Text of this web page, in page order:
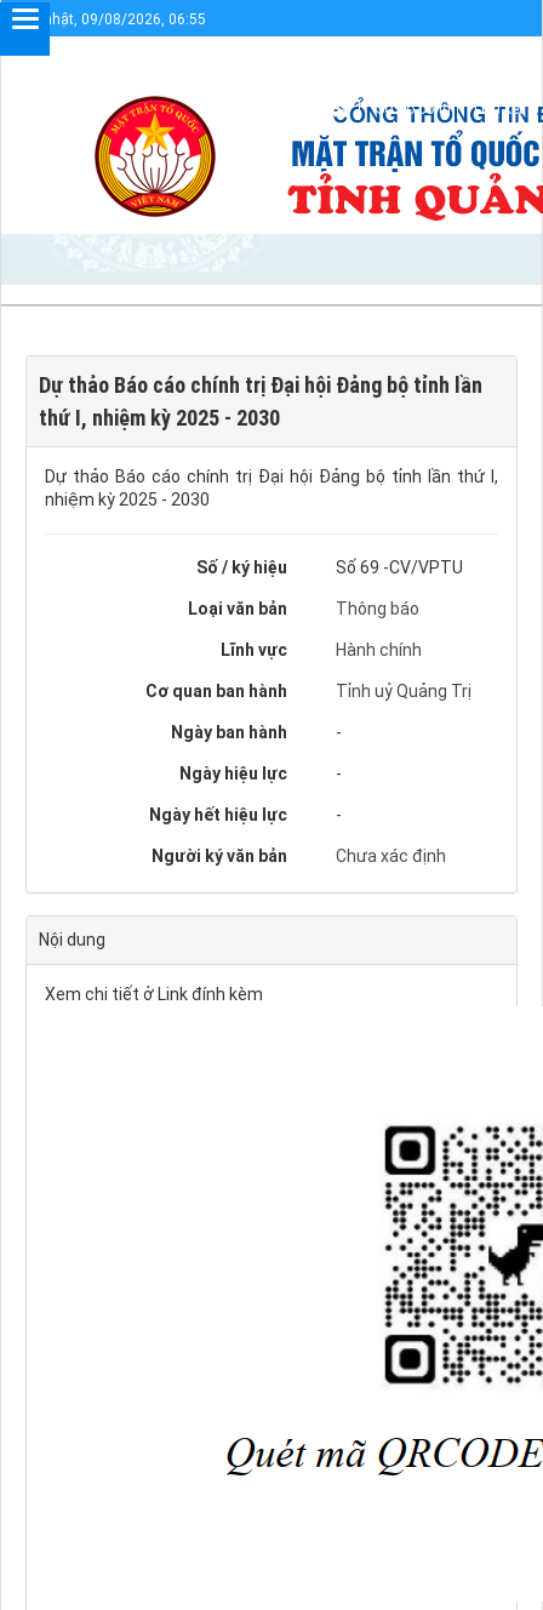
Chủ nhật, 09/08/2026, 06:55
Sơ đồ cổng Liên kết
Dự thảo Báo cáo chính trị Đại hội Đảng bộ tỉnh lần
thứ I, nhiệm kỳ 2025 - 2030
Dự thảo Báo cáo chính trị Đại hội Đảng bộ tỉnh lần thứ I,
nhiệm kỳ 2025 - 2030
Số / ký hiệu Số 69 -CV/VPTU
Loại văn bản Thông báo
Lĩnh vực Hành chính
Cơ quan ban hành Tỉnh uỷ Quảng Trị
Ngày ban hành -
Ngày hiệu lực -
Ngày hết hiệu lực -
Người ký văn bản Chưa xác định
Nội dung
Xem chi tiết ở Link đính kèm